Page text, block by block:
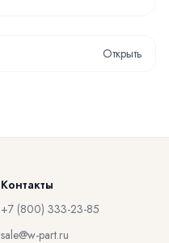
Открыть
Контакты
+7 (800) 333-23-85
sale@w-part.ru